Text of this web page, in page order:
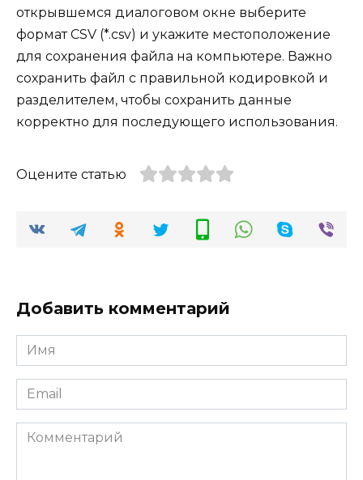
открывшемся диалоговом окне выберите
формат CSV (*.csv) и укажите местоположение
для сохранения файла на компьютере. Важно
сохранить файл с правильной кодировкой и
разделителем, чтобы сохранить данные
корректно для последующего использования.
Оцените статью
Добавить комментарий
Имя
*
Email
*
Комментарий